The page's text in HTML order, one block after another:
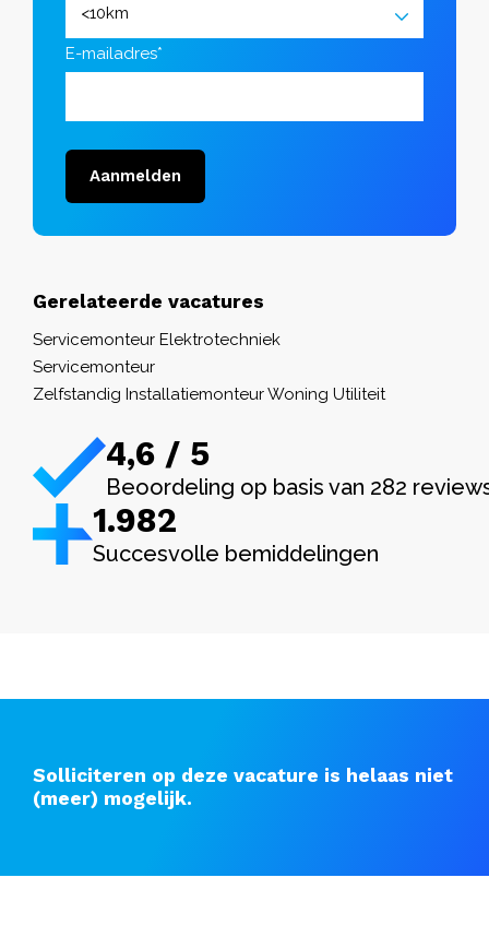
E-mailadres*
Aanmelden
Gerelateerde vacatures
Servicemonteur Elektrotechniek
Servicemonteur
Zelfstandig Installatiemonteur Woning Utiliteit
4,6 / 5
Beoordeling op basis van 282
1.982
Succesvolle bemiddelingen
Solliciteren op deze vacature is helaas niet
(meer) mogelijk.